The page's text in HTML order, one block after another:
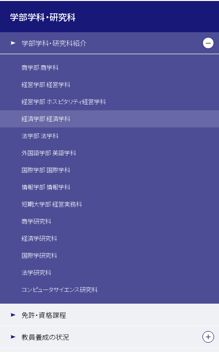
学部学科・研究科
学部学科・研究科紹介
商学部 商学科
経営学部 経営学科
経営学部 ホスピタリティ経営学科
経済学部 経済学科
法学部 法学科
外国語学部 英語学科
国際学部 国際学科
情報学部 情報学科
短期大学部 経営実務科
商学研究科
経済学研究科
国際学研究科
法学研究科
コンピュータサイエンス研究科
免許・資格課程
教員養成の状況